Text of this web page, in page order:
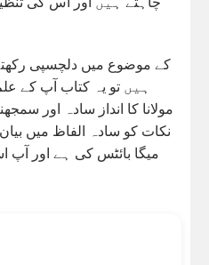
ہیں تو یہ کتاب آپ کے
مولانا کا انداز سادہ اور
میگا بائٹس کی ہے اور آپ